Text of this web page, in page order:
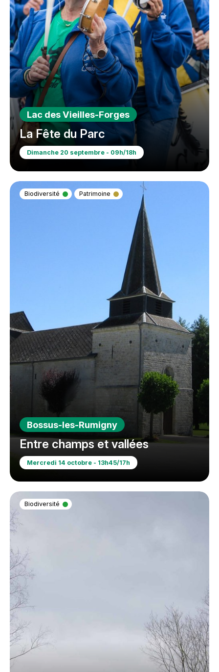
Lac des Vieilles-Forges
La Fête du Parc
Dimanche 20 septembre - 09h/18h
Biodiversité Patrimoine
Bossus-les-Rumigny
Entre champs et vallées
Mercredi 14 octobre - 13h45/17h
Biodiversité